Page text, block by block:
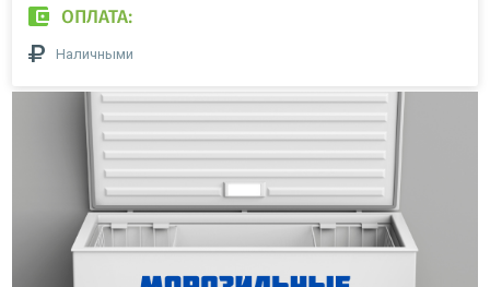
ОПЛАТА:
Наличными